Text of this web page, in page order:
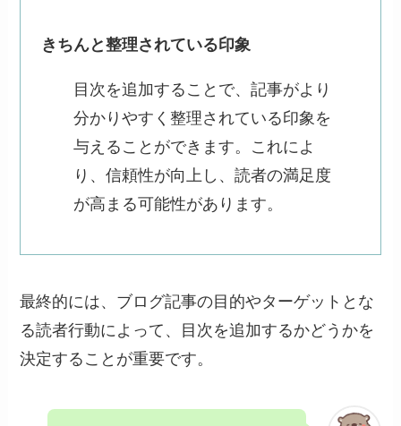
きちんと整理されている印象
目次を追加することで、記事がより
分かりやすく整理されている印象を
与えることができます。これによ
り、信頼性が向上し、読者の満足度
が高まる可能性があります。
最終的には、ブログ記事の目的やターゲットとな
る読者行動によって、目次を追加するかどうかを
決定することが重要です。